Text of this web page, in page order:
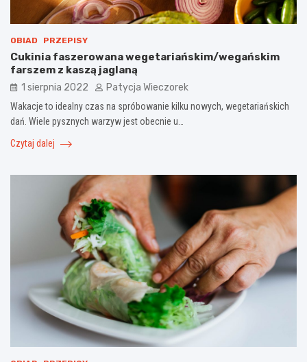
OBIAD PRZEPISY
Cukinia faszerowana wegetariańskim/wegańskim
farszem z kaszą jaglaną
1 sierpnia 2022 Patycja Wieczorek
Wakacje to idealny czas na spróbowanie kilku nowych, wegetariańskich
dań. Wiele pysznych warzyw jest obecnie u…
Czytaj dalej